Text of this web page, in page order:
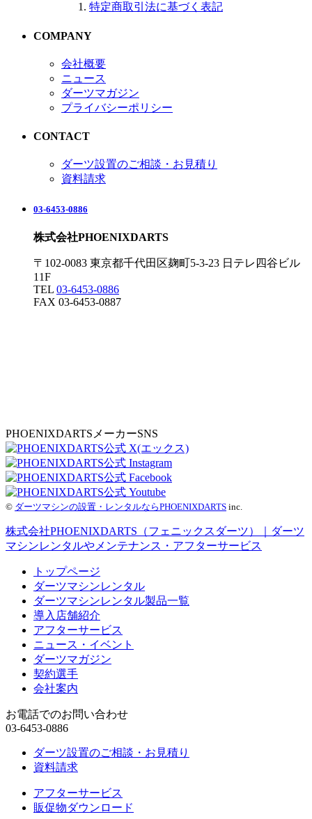
特定商取引法に基づく表記
COMPANY
会社概要
ニュース
ダーツマガジン
プライバシーポリシー
CONTACT
ダーツ設置のご相談・お見積り
資料請求
03-6453-0886
株式会社PHOENIXDARTS
〒102-0083 東京都千代田区麹町5-3-23 日テレ四谷ビル
11F
TEL 03-6453-0886
FAX 03-6453-0887
PHOENIXDARTSメーカーSNS
© ダーツマシンの設置・レンタルならPHOENIXDARTS inc.
株式会社PHOENIXDARTS（フェニックスダーツ）｜ダーツ
マシンレンタルやメンテナンス・アフターサービス
トップページ
ダーツマシンレンタル
ダーツマシンレンタル製品一覧
導入店舗紹介
アフターサービス
ニュース・イベント
ダーツマガジン
契約選手
会社案内
お電話でのお問い合わせ
03-6453-0886
ダーツ設置のご相談・お見積り
資料請求
アフターサービス
販促物ダウンロード